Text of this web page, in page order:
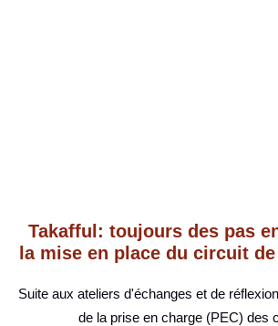
Takafful: toujours des pas
la mise en place du circuit de
Suite aux ateliers d'échanges et de
de la prise en charge (PEC) des